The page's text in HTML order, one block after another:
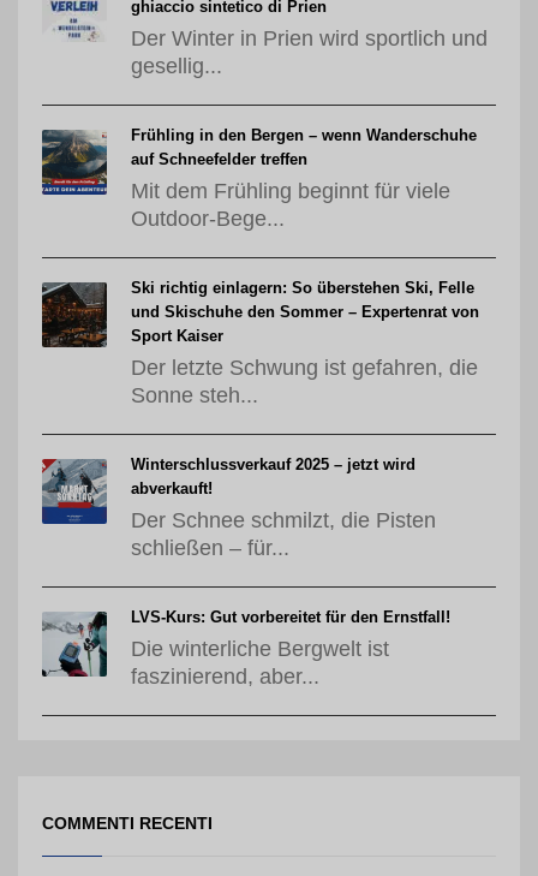
ghiaccio sintetico di Prien
Der Winter in Prien wird sportlich und
gesellig...
Frühling in den Bergen – wenn Wanderschuhe
auf Schneefelder treffen
Mit dem Frühling beginnt für viele
Outdoor-Bege...
Ski richtig einlagern: So überstehen Ski, Felle
und Skischuhe den Sommer – Expertenrat von
Sport Kaiser
Der letzte Schwung ist gefahren, die
Sonne steh...
Winterschlussverkauf 2025 – jetzt wird
abverkauft!
Der Schnee schmilzt, die Pisten
schließen – für...
LVS-Kurs: Gut vorbereitet für den Ernstfall!
Die winterliche Bergwelt ist
faszinierend, aber...
COMMENTI RECENTI